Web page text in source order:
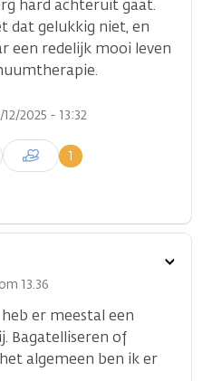
hard achteruit gaat.
dat gelukkig niet, en
een redelijk mooi leven
2025 - 13:32
1
te
13.36
er meestal een
Bagatelliseren of
algemeen ben ik er
Toon